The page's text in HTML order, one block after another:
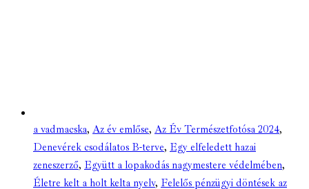
a vadmacska, Az év emlőse, Az Év Természetfotósa 2024,
Denevérek csodálatos B-terve, Egy elfeledett hazai
zeneszerző, Együtt a lopakodás nagymestere védelmében,
Életre kelt a holt kelta nyelv, Felelős pénzügyi döntések az